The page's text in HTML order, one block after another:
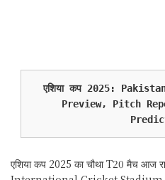
एशिया कप 2025:
Preview, Pitch
एशिया कप 2025 का चौथा T20 मैच